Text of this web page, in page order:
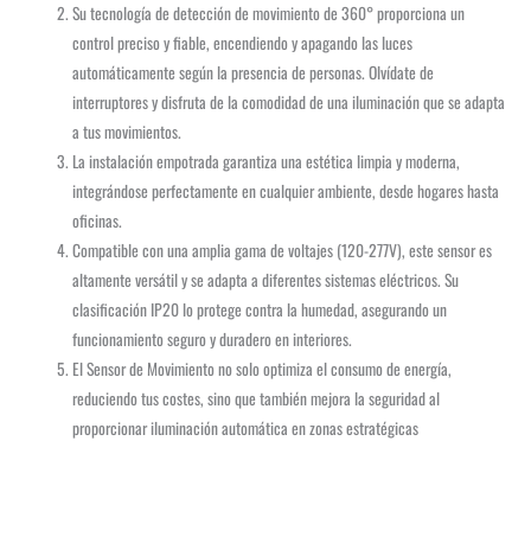
Su tecnología de detección de movimiento de 360° proporciona un
control preciso y fiable, encendiendo y apagando las luces
automáticamente según la presencia de personas. Olvídate de
interruptores y disfruta de la comodidad de una iluminación que se adapta
a tus movimientos.
La instalación empotrada garantiza una estética limpia y moderna,
integrándose perfectamente en cualquier ambiente, desde hogares hasta
oficinas.
Compatible con una amplia gama de voltajes (120-277V), este sensor es
altamente versátil y se adapta a diferentes sistemas eléctricos. Su
clasificación IP20 lo protege contra la humedad, asegurando un
funcionamiento seguro y duradero en interiores.
El Sensor de Movimiento no solo optimiza el consumo de energía,
reduciendo tus costes, sino que también mejora la seguridad al
proporcionar iluminación automática en zonas estratégicas